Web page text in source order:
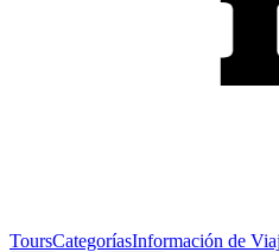
ToursCategoríasInformación de